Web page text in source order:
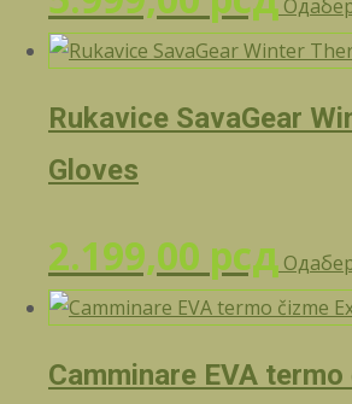
Rukavice SavaGear
Gloves
2.199,00 рсд
Camminare EVA